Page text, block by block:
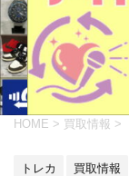
HOME > 買取情報 >
トレカ 買取情報